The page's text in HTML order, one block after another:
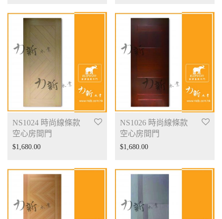
NS1024 時尚線條款
空心房間門
$1,680.00
NS1026 時尚線條款
空心房間門
$1,680.00